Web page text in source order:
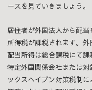
ースを見ていきましょう。
居住者が外国法人から配
所得税が課税されます。
配当所得は総合課税にて課
特定外国関係会社または
ックスヘイブン対策税制